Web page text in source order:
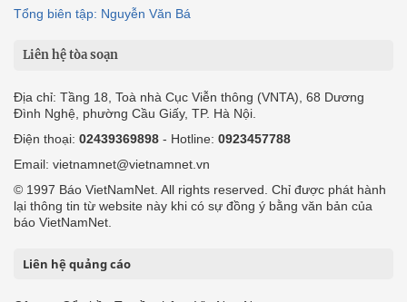
Tổng biên tập: Nguyễn Văn Bá
Liên hệ tòa soạn
Địa chỉ: Tầng 18, Toà nhà Cục Viễn thông (VNTA), 68 Dương
Đình Nghệ, phường Cầu Giấy, TP. Hà Nội.
Điện thoại: 02439369898 - Hotline: 0923457788
Email: vietnamnet@vietnamnet.vn
© 1997 Báo VietNamNet. All rights reserved. Chỉ được phát hành
lại thông tin từ website này khi có sự đồng ý bằng văn bản của
báo VietNamNet.
Liên hệ quảng cáo